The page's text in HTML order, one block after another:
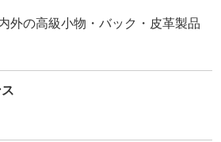
外の高級小物・バック・皮革製品
折り紙付きです。
わせているメーカー】ですので、
トラブル】がありません。
。